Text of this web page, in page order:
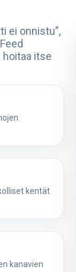
ei onnistu”,
itse
kentät
kanavien